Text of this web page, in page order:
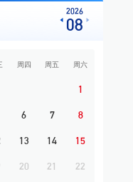
行 中国稀土归母净
2026
08
周四 周五 周六
1
6 7 8
13 14 15
20 21 22